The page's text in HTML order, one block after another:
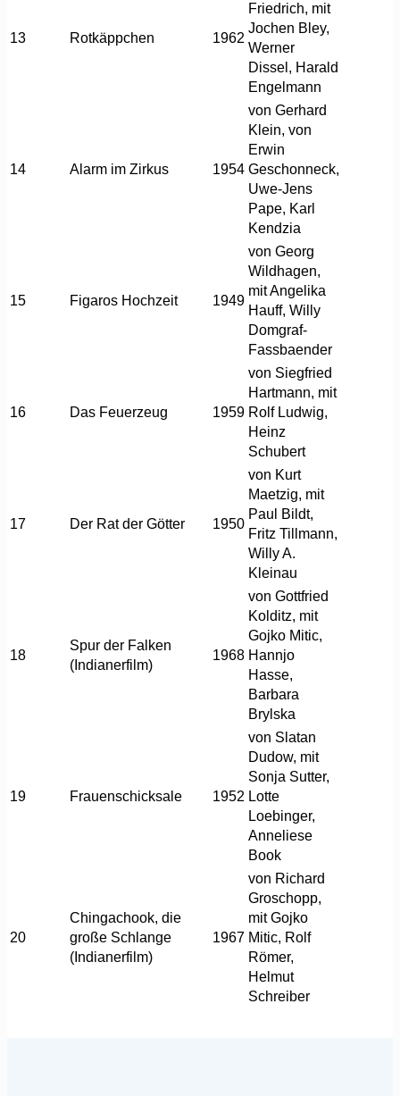
13 Rotkäppchen 1962
Friedrich, mit
Jochen Bley,
Werner
Dissel, Harald
Engelmann
14 Alarm im Zirkus 1954
von Gerhard
Klein, von
Erwin
Geschonneck,
Uwe-Jens
Pape, Karl
Kendzia
15 Figaros Hochzeit 1949
von Georg
Wildhagen,
mit Angelika
Hauff, Willy
Domgraf-
Fassbaender
16 Das Feuerzeug 1959
von Siegfried
Hartmann, mit
Rolf Ludwig,
Heinz
Schubert
17 Der Rat der Götter 1950
von Kurt
Maetzig, mit
Paul Bildt,
Fritz Tillmann,
Willy A.
Kleinau
18
Spur der Falken
(Indianerfilm)
1968
von Gottfried
Kolditz, mit
Gojko Mitic,
Hannjo
Hasse,
Barbara
Brylska
19 Frauenschicksale 1952
von Slatan
Dudow, mit
Sonja Sutter,
Lotte
Loebinger,
Anneliese
Book
20
Chingachook, die
große Schlange
(Indianerfilm)
1967
von Richard
Groschopp,
mit Gojko
Mitic, Rolf
Römer,
Helmut
Schreiber